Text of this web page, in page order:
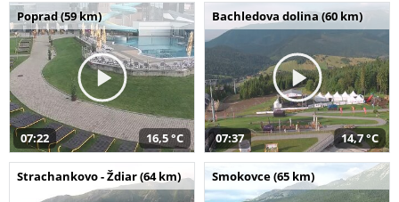
Poprad (59 km)
07:22 16,5 °C
Bachledova dolina (60 km)
07:37 14,7 °C
Strachankovo - Ždiar (64 km) Smokovce (65 km)